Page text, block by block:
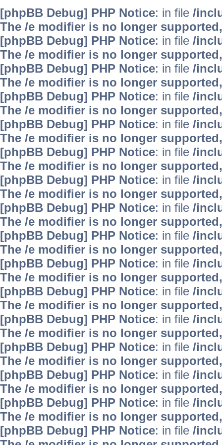
[phpBB Debug] PHP Notice: in file /
The /e modifier is no longer
[phpBB Debug] PHP Notice: in file /
The /e modifier is no longer
[phpBB Debug] PHP Notice: in file /
The /e modifier is no longer
[phpBB Debug] PHP Notice: in file /
The /e modifier is no longer
[phpBB Debug] PHP Notice: in file /
The /e modifier is no longer
[phpBB Debug] PHP Notice: in file /
The /e modifier is no longer
[phpBB Debug] PHP Notice: in file /
The /e modifier is no longer
[phpBB Debug] PHP Notice: in file /
The /e modifier is no longer
[phpBB Debug] PHP Notice: in file /
The /e modifier is no longer
[phpBB Debug] PHP Notice: in file /
The /e modifier is no longer
[phpBB Debug] PHP Notice: in file /
The /e modifier is no longer
[phpBB Debug] PHP Notice: in file /
The /e modifier is no longer
[phpBB Debug] PHP Notice: in file /
The /e modifier is no longer
[phpBB Debug] PHP Notice: in file /
The /e modifier is no longer
[phpBB Debug] PHP Notice: in file /
The /e modifier is no longer
[phpBB Debug] PHP Notice: in file /